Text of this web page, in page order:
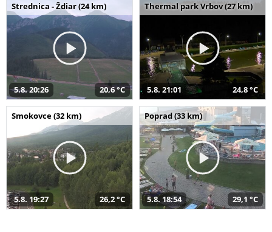
Strednica - Ždiar (24 km)
5.8. 20:26 20,6 °C
Thermal park Vrbov (27 km)
5.8. 21:01 24,8 °C
Smokovce (32 km)
5.8. 19:27 26,2 °C
Poprad (33 km)
5.8. 18:54 29,1 °C